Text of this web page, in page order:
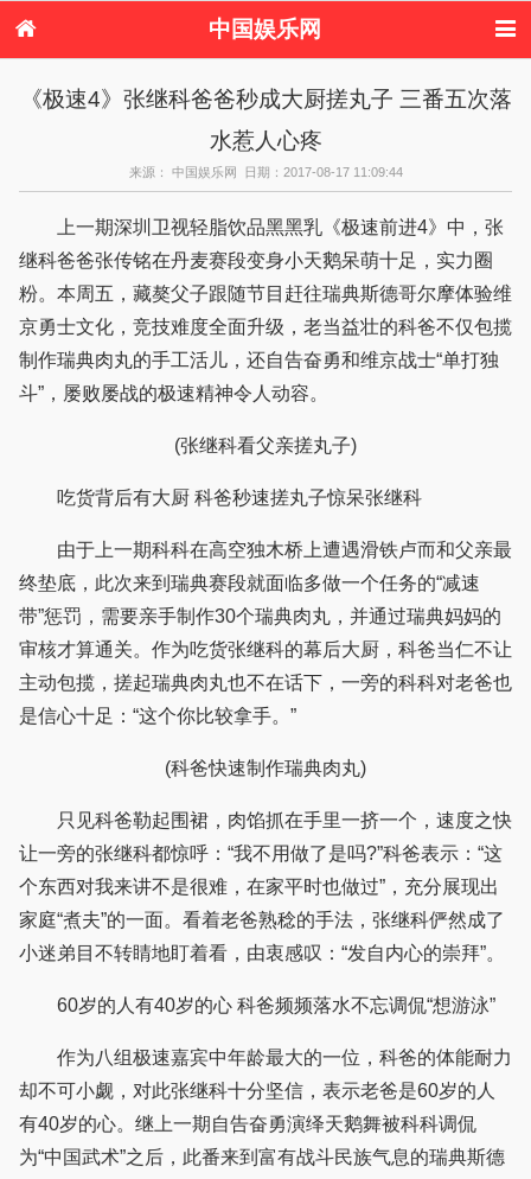
中国娱乐网
电视剧
演唱会 综艺节目
偶像活动
《极速4》张继科爸爸秒成大厨搓丸子 三番五次落
水惹人心疼
来源： 中国娱乐网 日期：2017-08-17 11:09:44
上一期深圳卫视轻脂饮品黑黑乳《极速前进4》中，张
继科爸爸张传铭在丹麦赛段变身小天鹅呆萌十足，实力圈
粉。本周五，藏獒父子跟随节目赶往瑞典斯德哥尔摩体验维
京勇士文化，竞技难度全面升级，老当益壮的科爸不仅包揽
制作瑞典肉丸的手工活儿，还自告奋勇和维京战士“单打独
斗”，屡败屡战的极速精神令人动容。
(张继科看父亲搓丸子)
吃货背后有大厨 科爸秒速搓丸子惊呆张继科
由于上一期科科在高空独木桥上遭遇滑铁卢而和父亲最
终垫底，此次来到瑞典赛段就面临多做一个任务的“减速
带”惩罚，需要亲手制作30个瑞典肉丸，并通过瑞典妈妈的
审核才算通关。作为吃货张继科的幕后大厨，科爸当仁不让
主动包揽，搓起瑞典肉丸也不在话下，一旁的科科对老爸也
是信心十足：“这个你比较拿手。”
(科爸快速制作瑞典肉丸)
只见科爸勒起围裙，肉馅抓在手里一挤一个，速度之快
让一旁的张继科都惊呼：“我不用做了是吗?”科爸表示：“这
个东西对我来讲不是很难，在家平时也做过”，充分展现出
家庭“煮夫”的一面。看着老爸熟稔的手法，张继科俨然成了
小迷弟目不转睛地盯着看，由衷感叹：“发自内心的崇拜”。
60岁的人有40岁的心 科爸频频落水不忘调侃“想游泳”
作为八组极速嘉宾中年龄最大的一位，科爸的体能耐力
却不可小觑，对此张继科十分坚信，表示老爸是60岁的人
有40岁的心。继上一期自告奋勇演绎天鹅舞被科科调侃
为“中国武术”之后，此番来到富有战斗民族气息的瑞典斯德